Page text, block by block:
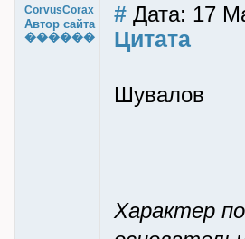
CorvusCorax
Автор сайта
������
# Дата: 17
Цитата
Шувалов
Характер